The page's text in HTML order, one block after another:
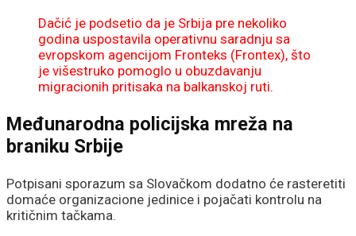
Dačić je podsetio da je Srbija pre nekoliko
godina uspostavila operativnu saradnju sa
evropskom agencijom Fronteks (Frontex), što
je višestruko pomoglo u obuzdavanju
migracionih pritisaka na balkanskoj ruti.
Međunarodna policijska mreža na
braniku Srbije
Potpisani sporazum sa Slovačkom dodatno će rasteretiti
domaće organizacione jedinice i pojačati kontrolu na
kritičnim tačkama.